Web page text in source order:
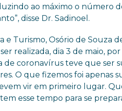
ao máximo o número
disse Dr. Sadinoel.
Turismo, Osório de Souza
realizada, dia 3 de maio,
coronavírus teve que ser
O que fizemos foi apenas
vir em primeiro lugar.
esse tempo para se